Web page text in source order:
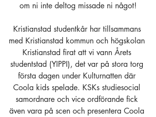
om ni inte deltog missade ni något!
Kristianstad studentkår har tillsammans
med Kristianstad kommun och högskolan
Kristianstad firat att vi vann Årets
studentstad (YIPPI), det var på stora torg
första dagen under Kulturnatten där
Coola kids spelade. KSKs studiesocial
samordnare och vice ordförande fick
även vara på scen och presentera Coola